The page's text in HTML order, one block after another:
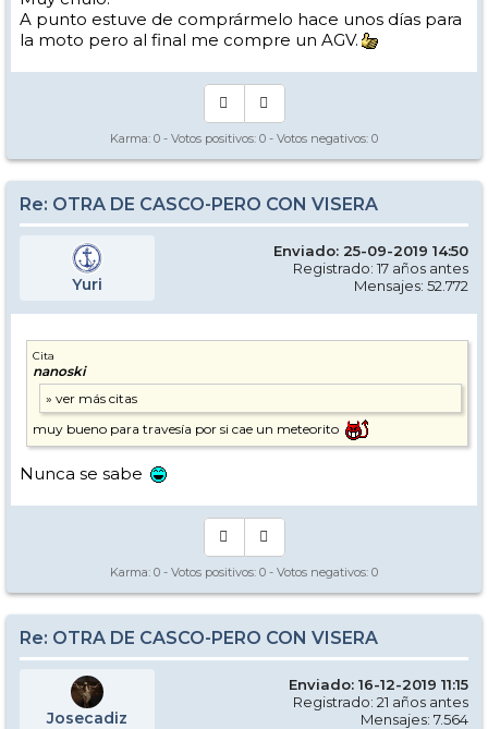
A punto estuve de comprármelo hace unos días para
la moto pero al final me compre un AGV.
Karma: 0 - Votos positivos: 0 - Votos negativos: 0
Re: OTRA DE CASCO-PERO CON VISERA
Yuri
Enviado: 25-09-2019 14:50
Registrado: 17 años antes
Mensajes: 52.772
Cita
nanoski
muy bueno para travesía por si cae un meteorito
Nunca se sabe
Karma: 0 - Votos positivos: 0 - Votos negativos: 0
Re: OTRA DE CASCO-PERO CON VISERA
Josecadiz
Enviado: 16-12-2019 11:15
Registrado: 21 años antes
Mensajes: 7.564